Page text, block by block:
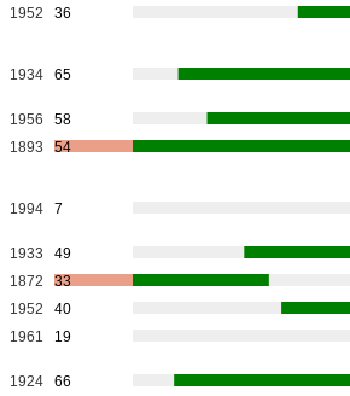
1952 36
1934 65
1956
58
1893 54
1994 7
1933
49
1872
33
1952
40
1961 19
1924
66